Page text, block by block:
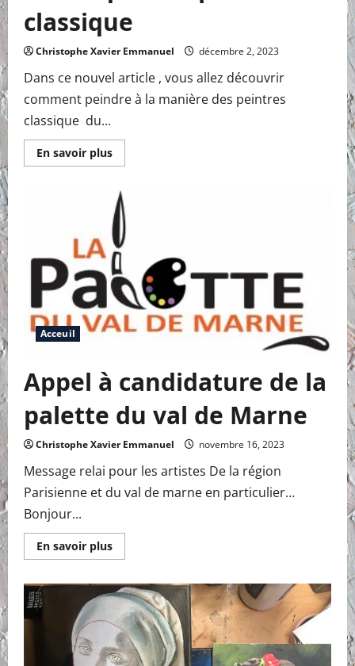
classique
Christophe Xavier Emmanuel décembre 2, 2023
Dans ce nouvel article , vous allez découvrir
comment peindre à la manière des peintres
classique du...
En savoir plusEn
savoir
Comment
Imiter
les
techniques
de
peintures
classique
Acceuil
Appel à candidature de la
palette du val de Marne
Christophe Xavier Emmanuel novembre 16, 2023
Message relai pour les artistes De la région
Parisienne et du val de marne en particulier…
Bonjour...
En savoir plusEn
savoir
Appel
à
candidature
de
la
palette
du